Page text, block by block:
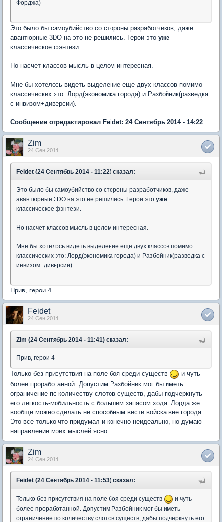
Форджа)
Это было бы самоубийство со стороны разработчиков, даже
авантюрные 3DO на это не решились. Герои это уже
классическое фэнтези.
Но насчет классов мысль в целом интересная.
Мне бы хотелось видеть выделение еще двух классов помимо
классических это: Лорд(экономика города) и Разбойник(разведка
с инвизом+диверсии).
Сообщение отредактировал Feidet: 24 Сентябрь 2014 - 14:22
Zim
24 Сен 2014
Feidet (24 Сентябрь 2014 - 11:22) сказал:
Это было бы самоубийство со стороны разработчиков, даже
авантюрные 3DO на это не решились. Герои это уже
классическое фэнтези.
Но насчет классов мысль в целом интересная.
Мне бы хотелось видеть выделение еще двух классов помимо
классических это: Лорд(экономика города) и Разбойник(разведка с
инвизом+диверсии).
Прив, герои 4
Feidet
24 Сен 2014
Zim (24 Сентябрь 2014 - 11:41) сказал:
Прив, герои 4
Только без присутствия на поле боя среди существ
и чуть
более проработанной. Допустим Разбойник мог бы иметь
ограничение по количеству слотов существ, дабы подчеркнуть
его легкость-мобильность с большим запасом хода. Лорда же
вообще можно сделать не способным вести войска вне города.
Это все только что придумал и конечно неидеально, но думаю
направление моих мыслей ясно.
Zim
24 Сен 2014
Feidet (24 Сентябрь 2014 - 11:53) сказал:
Только без присутствия на поле боя среди существ
и чуть
более проработанной. Допустим Разбойник мог бы иметь
ограничение по количеству слотов существ, дабы подчеркнуть его